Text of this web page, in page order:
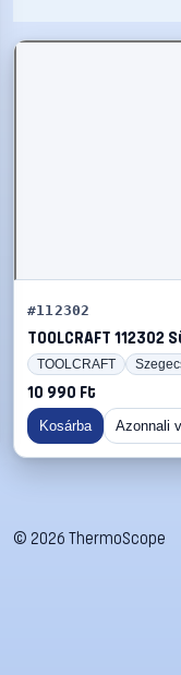
#112302
TOOLCRAFT
TOOLCRAFT
10 990 Ft
Kosárba Azonnali
© 2026 ThermoScope